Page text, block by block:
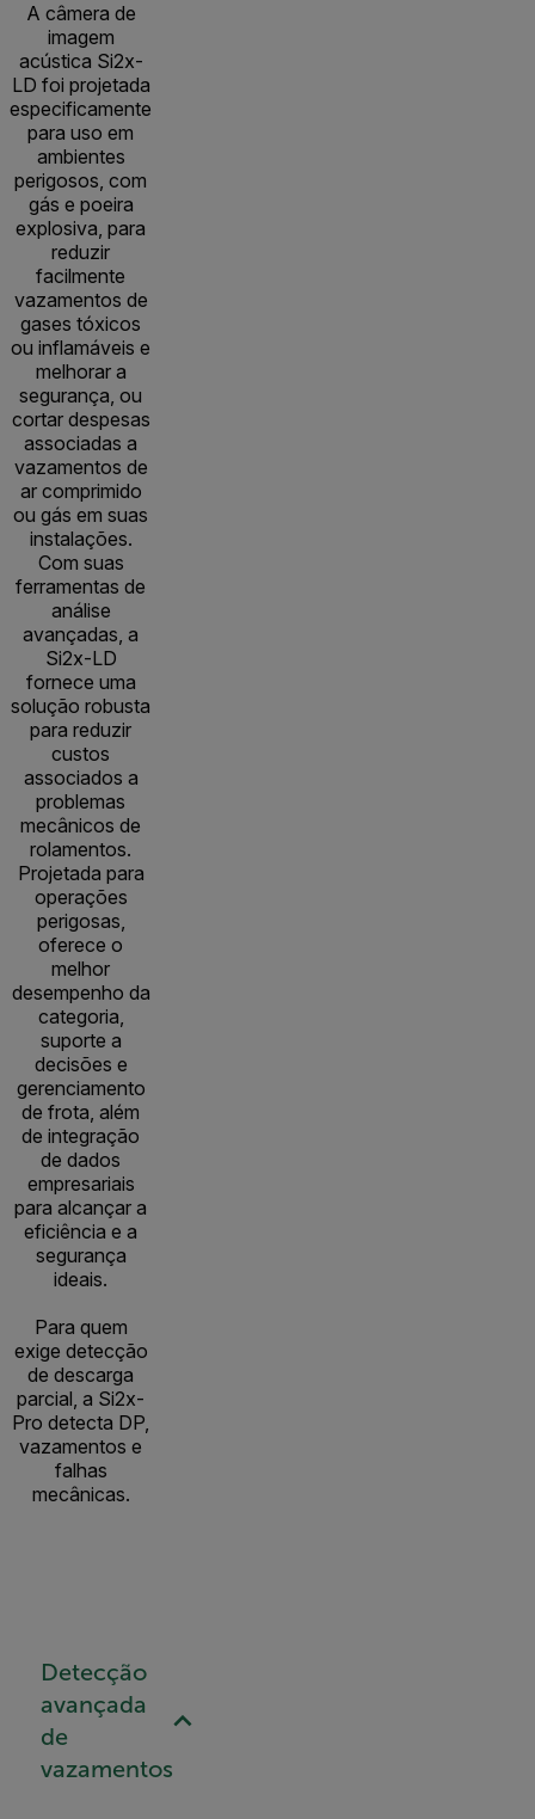
A câmera de
imagem
acústica Si2x-
LD foi projetada
especificamente
para uso em
ambientes
perigosos, com
gás e poeira
explosiva, para
reduzir
facilmente
vazamentos de
gases tóxicos
ou inflamáveis e
melhorar a
segurança, ou
cortar despesas
associadas a
vazamentos de
ar comprimido
ou gás em suas
instalações.
Com suas
ferramentas de
análise
avançadas, a
Si2x-LD
fornece uma
solução robusta
para reduzir
custos
associados a
problemas
mecânicos de
rolamentos.
Projetada para
operações
perigosas,
oferece o
melhor
desempenho da
categoria,
suporte a
decisões e
gerenciamento
de frota, além
de integração
de dados
empresariais
para alcançar a
eficiência e a
segurança
ideais.
Para quem
exige detecção
de descarga
parcial, a Si2x-
Pro detecta DP,
vazamentos e
falhas
mecânicas.
Detecção
avançada
de
vazamentos